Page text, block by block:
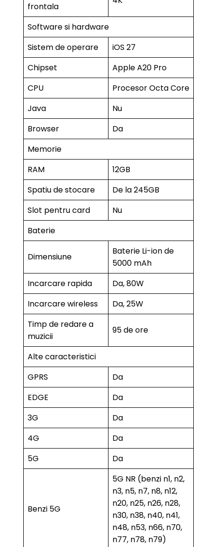
frontala
Software si hardware
Sistem de operare
iOS 27
Chipset
Apple A20 Pro
CPU
Procesor Octa Core
Java
Nu
Browser
Da
Memorie
RAM
12GB
Spatiu de stocare
De la 245GB
Slot pentru card
Nu
Baterie
Dimensiune
Baterie Li-ion de
5000 mAh
Incarcare rapida
Da, 80W
Incarcare wireless
Da, 25W
Timp de redare a
muzicii
95 de ore
Alte caracteristici
GPRS
Da
EDGE
Da
3G
Da
4G
Da
5G
Da
Benzi 5G
5G NR (benzi n1, n2,
n3, n5, n7, n8, n12,
n20, n25, n26, n28,
n30, n38, n40, n41,
n48, n53, n66, n70,
n77, n78, n79)